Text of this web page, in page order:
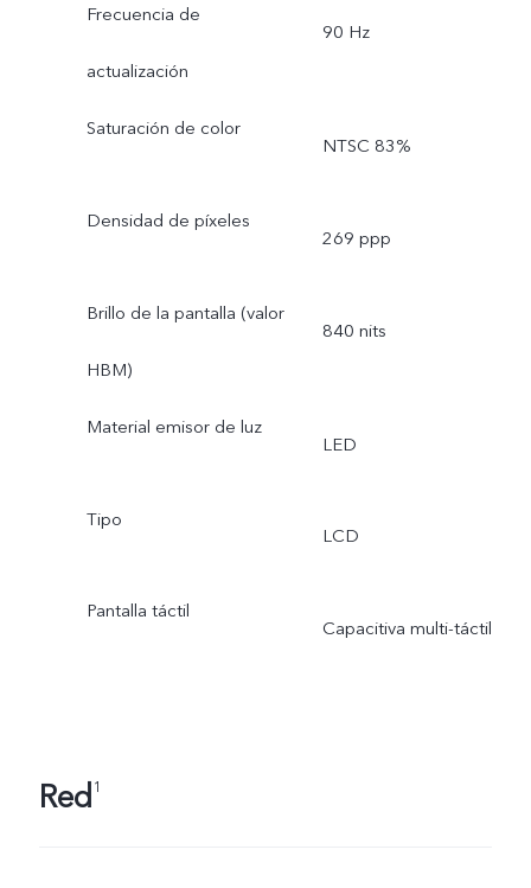
Frecuencia de
actualización
90 Hz
Saturación de color
NTSC 83%
Densidad de píxeles
269 ppp
Brillo de la pantalla (valor
HBM)
840 nits
Material emisor de luz
LED
Tipo
LCD
Pantalla táctil
Capacitiva multi-táctil
Red1